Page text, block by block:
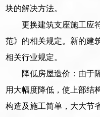
块的解决方法。
更换建筑支座施工应
范》的相关规定。新的建
相关行业规定。
降低房屋造价：由于
用大幅度降低，使上部结
构造及施工简单，大大节